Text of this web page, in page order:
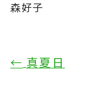
森好子
← 真夏日